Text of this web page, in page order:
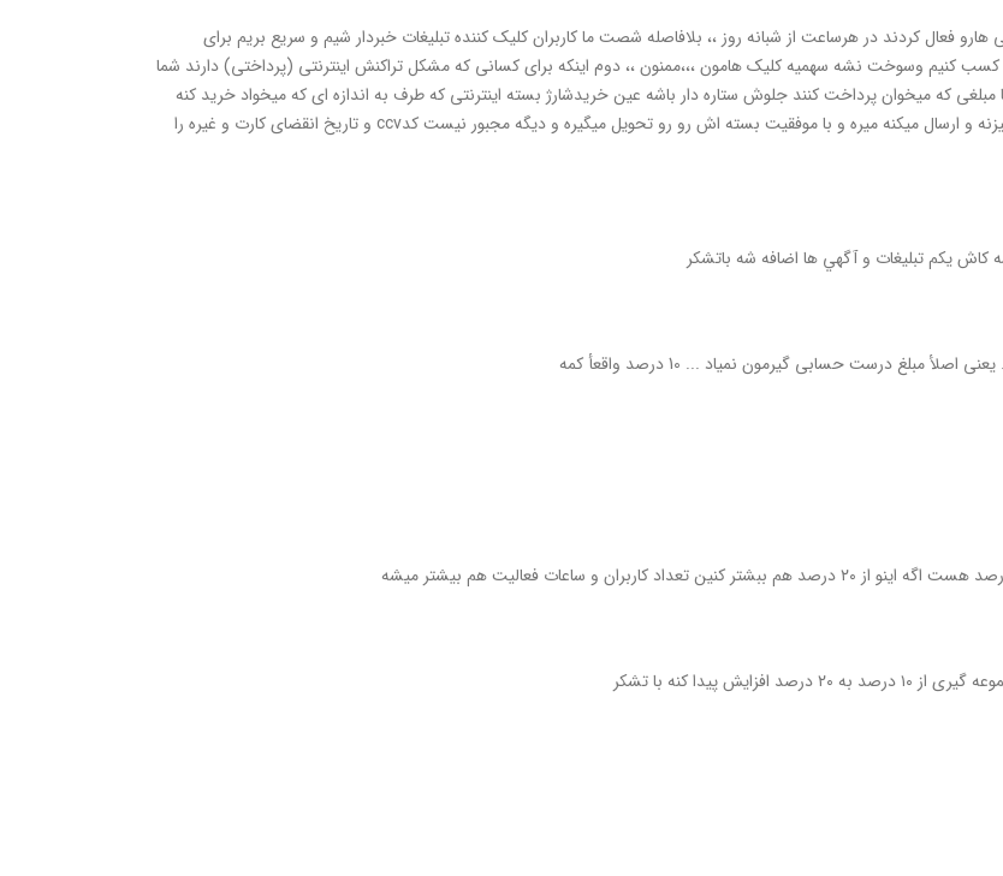
فعال کردند در هرساعت از شبانه روز ،، بلافاصله شصت ما کاربران کلیک کننده تبلیغات خبردار شیم و سریع بریم برای
کنیم وسوخت نشه سهمیه کلیک هامون ،،،ممنون ،، دوم اینکه برای کسانی که مشکل تراکنش اینترنتی (پرداختی) دارند شما
مبلغی که میخوان پرداخت کنند جلوش ستاره دار باشه عین خریدشارژ بسته اینترنتی که طرف به اندازه ای که میخواد خرید کنه
جلوی مبلغش ستاره وشماره موبایلش رو وارد میکنه ودر انتهاش مربع میزنه و ارسال میکنه میره و با موفقیت بسته اش رو رو تحویل میگیره و دیگه مجبور نیست کدccv و تاریخ انقضای کارت و غیره را
کاش يکم تبليغات و آگهي ها اضافه شه باتشکر
مبلغ درست حسابی گیرمون نمیاد ... 10 درصد واقعأ کمه
پیدا کنه با تشکر